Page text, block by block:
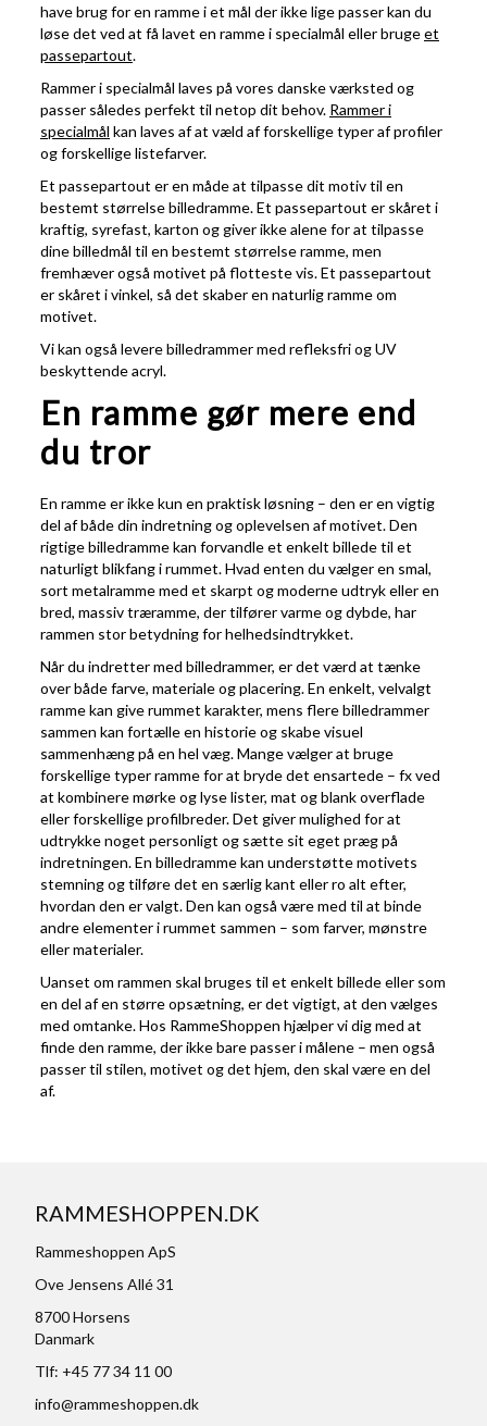
have brug for en ramme i et mål der ikke lige passer kan du
løse det ved at få lavet en ramme i specialmål eller brugeet
passepartout.
Rammer i specialmål laves på vores danske værksted og
passer således perfekt til netop dit behov. Rammer i
specialmål kan laves af at væld af forskellige typer af profiler
og forskellige listefarver.
Et passepartout er en måde at tilpasse dit motiv til en
bestemt størrelse billedramme. Et passepartout er skåret i
kraftig, syrefast, karton og giver ikke alene for at tilpasse
dine billedmål til en bestemt størrelse ramme, men
fremhæver også motivet på flotteste vis. Et passepartout
er skåret i vinkel, så det skaber en naturlig ramme om
motivet.
Vi kan også levere billedrammer med refleksfri og UV
beskyttende acryl.
En ramme gør mere end
du tror
En ramme er ikke kun en praktisk løsning – den er en vigtig
del af både din indretning og oplevelsen af motivet. Den
rigtige billedramme kan forvandle et enkelt billede til et
naturligt blikfang i rummet. Hvad enten du vælger en smal,
sort metalramme med et skarpt og moderne udtryk eller en
bred, massiv træramme, der tilfører varme og dybde, har
rammen stor betydning for helhedsindtrykket.
Når du indretter med billedrammer, er det værd at tænke
over både farve, materiale og placering. En enkelt, velvalgt
ramme kan give rummet karakter, mens flere billedrammer
sammen kan fortælle en historie og skabe visuel
sammenhæng på en hel væg. Mange vælger at bruge
forskellige typer ramme for at bryde det ensartede – fx ved
at kombinere mørke og lyse lister, mat og blank overflade
eller forskellige profilbreder. Det giver mulighed for at
udtrykke noget personligt og sætte sit eget præg på
indretningen. En billedramme kan understøtte motivets
stemning og tilføre det en særlig kant eller ro alt efter,
hvordan den er valgt. Den kan også være med til at binde
andre elementer i rummet sammen – som farver, mønstre
eller materialer.
Uanset om rammen skal bruges til et enkelt billede eller som
en del af en større opsætning, er det vigtigt, at den vælges
med omtanke. Hos RammeShoppen hjælper vi dig med at
finde den ramme, der ikke bare passer i målene – men også
passer til stilen, motivet og det hjem, den skal være en del
af.
RAMMESHOPPEN.DK
Rammeshoppen ApS
Ove Jensens Allé 31
8700 Horsens
Danmark
Tlf: +45 77 34 11 00
info@rammeshoppen.dk